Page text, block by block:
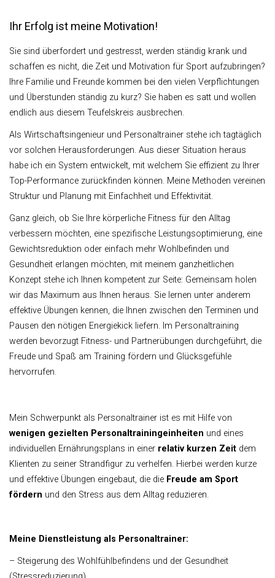
Ihr Erfolg ist meine Motivation!
Sie sind überfordert und gestresst, werden ständig krank und
schaffen es nicht, die Zeit und Motivation für Sport aufzubringen?
Ihre Familie und Freunde kommen bei den vielen Verpflichtungen
und Überstunden ständig zu kurz? Sie haben es satt und wollen
endlich aus diesem Teufelskreis ausbrechen.
Als Wirtschaftsingenieur und Personaltrainer stehe ich tagtäglich
vor solchen Herausforderungen. Aus dieser Situation heraus
habe ich ein System entwickelt, mit welchem Sie effizient zu Ihrer
Top-Performance zurückfinden können. Meine Methoden vereinen
Struktur und Planung mit Einfachheit und Effektivität.
Ganz gleich, ob Sie Ihre körperliche Fitness für den Alltag
verbessern möchten, eine spezifische Leistungsoptimierung, eine
Gewichtsreduktion oder einfach mehr Wohlbefinden und
Gesundheit erlangen möchten, mit meinem ganzheitlichen
Konzept stehe ich Ihnen kompetent zur Seite: Gemeinsam holen
wir das Maximum aus Ihnen heraus. Sie lernen unter anderem
effektive Übungen kennen, die Ihnen zwischen den Terminen und
Pausen den nötigen Energiekick liefern. Im Personaltraining
werden bevorzugt Fitness- und Partnerübungen durchgeführt, die
Freude und Spaß am Training fördern und Glücksgefühle
hervorrufen.
Mein Schwerpunkt als Personaltrainer ist es mit Hilfe von
wenigen gezielten Personaltrainingeinheiten und eines
individuellen Ernährungsplans in einer relativ kurzen Zeit dem
Klienten zu seiner Strandfigur zu verhelfen. Hierbei werden kurze
und effektive Übungen eingebaut, die die Freude am Sport
fördern und den Stress aus dem Alltag reduzieren.
Meine Dienstleistung als Personaltrainer:
– Steigerung des Wohlfühlbefindens und der Gesundheit